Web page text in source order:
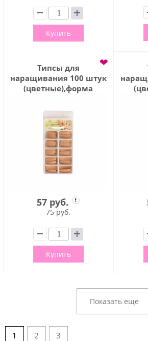
Купить
Типсы для
наращивания 100 штук
(цветные),форма
зоны,TIPS014
❤
57 руб.
75 руб.
Купить
Показать еще
1 2 3